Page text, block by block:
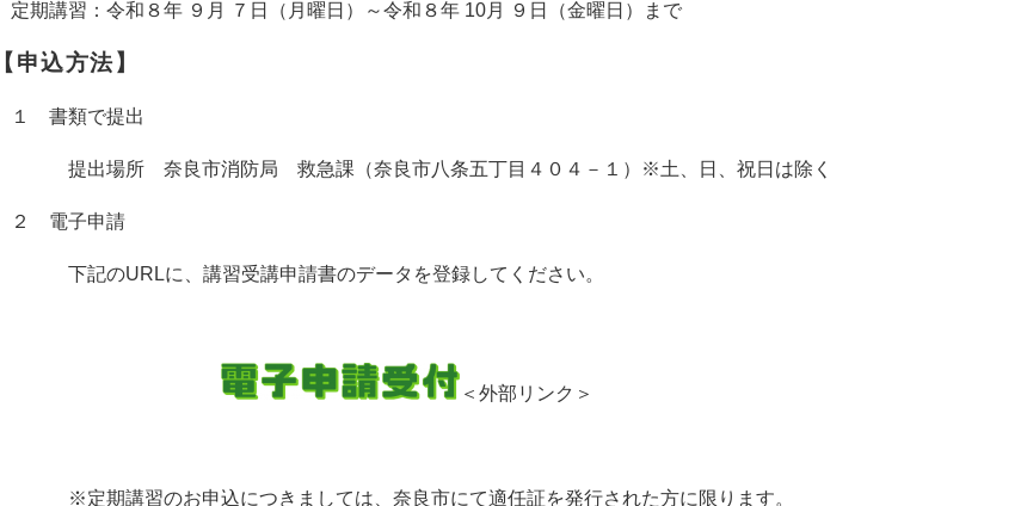
定期講習：令和８年 ９月 ７日（月曜日）～令和８年 10月 ９日（金曜日）まで
【申込方法】
１ 書類で提出
提出場所 奈良市消防局 救急課 （奈良市八条五丁目４０４－１）※土、日、祝日は除く
２ 電子申請
下記のURLに、講習受講申請書のデータを登録してください。
＜外部リンク＞
※定期講習のお申込につきましては、奈良市にて適任証を発行された方に限ります。